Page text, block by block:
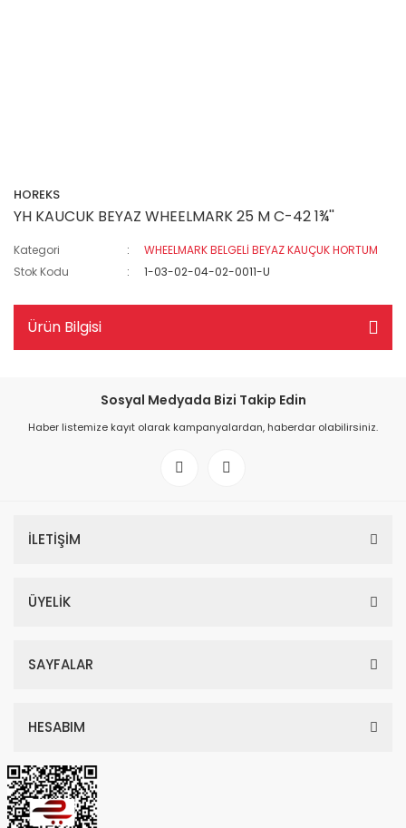
HOREKS
YH KAUCUK BEYAZ WHEELMARK 25 M C-42 1¾''
Kategori
WHEELMARK BELGELİ BEYAZ KAUÇUK HORTUM
Stok Kodu
1-03-02-04-02-0011-U
Ürün Bilgisi
Sosyal Medyada Bizi Takip Edin
Haber listemize kayıt olarak kampanyalardan, haberdar olabilirsiniz.
İLETİŞİM
ÜYELİK
SAYFALAR
HESABIM